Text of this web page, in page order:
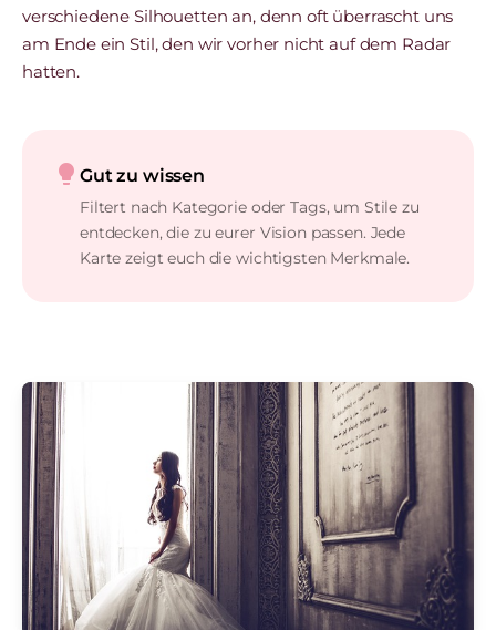
verschiedene Silhouetten an, denn oft überrascht uns
am Ende ein Stil, den wir vorher nicht auf dem Radar
hatten.
lightbulb Gut zu wissen
Filtert nach Kategorie oder Tags, um Stile zu
entdecken, die zu eurer Vision passen. Jede
Karte zeigt euch die wichtigsten Merkmale.